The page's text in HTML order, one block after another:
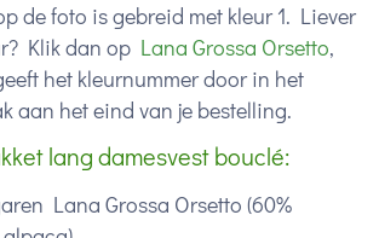
de foto is gebreid met kleur 1. Liever
Klik dan op Lana Grossa Orsetto,
het kleurnummer door in het
aan het eind van je bestelling.
lang damesvest bouclé:
Lana Grossa Orsetto (60%